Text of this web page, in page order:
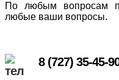
По любым вопросам
любые ваши вопросы.
8 (727) 35-45-